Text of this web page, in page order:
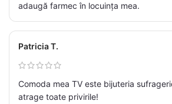
adaugă farmec în locuința mea.
Patricia T.
Comoda mea TV este bijuteria
atrage toate privirile!